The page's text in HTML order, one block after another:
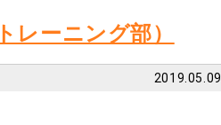
レーニング部）
2019.05.09